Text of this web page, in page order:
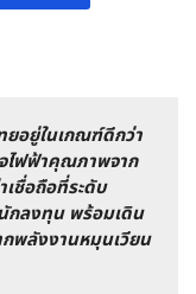
อยู่ในเกณฑ์ดีกว่า
ไฟฟ้าคุณภาพจาก
ชื่อถือที่ระดับ
กลงทุน พร้อมเดิน
พลังงานหมุนเวียน